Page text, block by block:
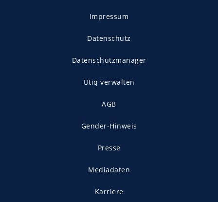
Impressum
Datenschutz
Datenschutzmanager
Utiq verwalten
AGB
Gender-Hinweis
Presse
Mediadaten
Karriere